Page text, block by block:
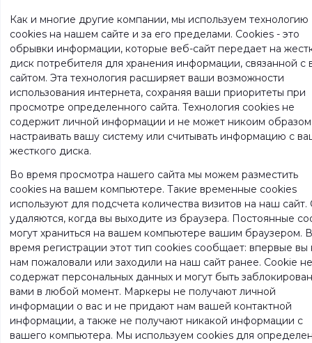
Как и многие другие компании, мы используем технологию
cookies на нашем сайте и за его пределами. Cookies - это
обрывки информации, которые веб-сайт передает на
диск потребителя для хранения информации, связанной с
сайтом. Эта технология расширяет ваши возможности
использования интернета, сохраняя ваши приоритеты при
просмотре определенного сайта. Технология cookies не
содержит личной информации и не может никоим образом
настраивать вашу систему или считывать информацию с
жесткого диска.
Во время просмотра нашего сайта мы можем разместить
cookies на вашем компьютере. Такие временные cookies
используют для подсчета количества визитов на наш
удаляются, когда вы выходите из браузера. Постоянные
могут храниться на вашем компьютере вашим браузером.
время регистрации этот тип cookies сообщает: впервые вы
нам пожаловали или заходили на наш сайт ранее. Cookie не
содержат персональных данных и могут быть
вами в любой момент. Маркеры не получают личной
информации о вас и не придают нам вашей контактной
информации, а также не получают никакой информации с
вашего компьютера. Мы используем cookies для